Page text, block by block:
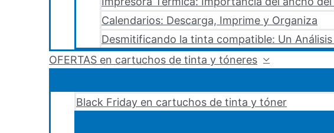
Calendarios: Descarga, Imprime y Organiza
Desmitificando la tinta compatible: Un
OFERTAS en cartuchos de tinta y tóneres
Black Friday en cartuchos de tinta y tóner